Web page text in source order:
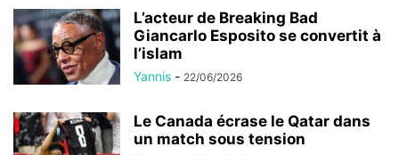
L’acteur de Breaking Bad
Giancarlo Esposito se convertit à
l’islam
Yannis - 22/06/2026
Le Canada écrase le Qatar dans
un match sous tension